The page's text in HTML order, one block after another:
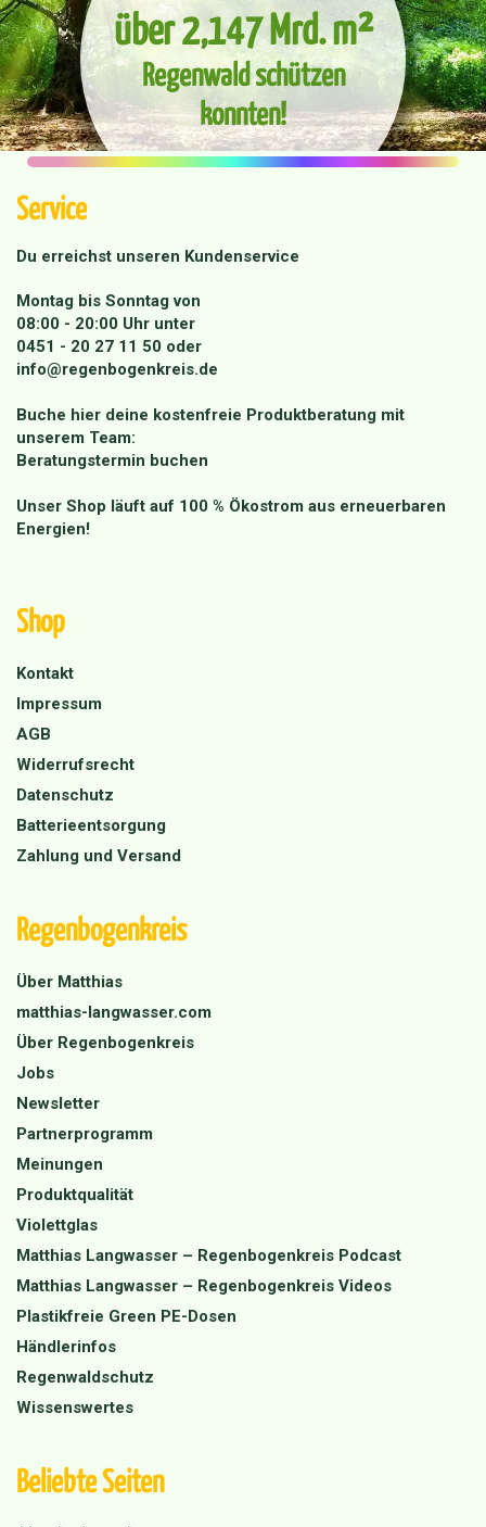
über 2,147 Mrd. m²
Regenwald schützen
konnten!
Service
Du erreichst unseren Kundenservice
Montag bis Sonntag von
08:00 - 20:00 Uhr unter
0451 - 20 27 11 50 oder
info@regenbogenkreis.de
Buche hier deine kostenfreie Produktberatung mit
unserem Team:
Beratungstermin buchen
Unser Shop läuft auf 100 % Ökostrom aus erneuerbaren
Energien!
Shop
Kontakt
Impressum
AGB
Widerrufsrecht
Datenschutz
Batterieentsorgung
Zahlung und Versand
Regenbogenkreis
Über Matthias
matthias-langwasser.com
Über Regenbogenkreis
Jobs
Newsletter
Partnerprogramm
Meinungen
Produktqualität
Violettglas
Matthias Langwasser – Regenbogenkreis Podcast
Matthias Langwasser – Regenbogenkreis Videos
Plastikfreie Green PE-Dosen
Händlerinfos
Regenwaldschutz
Wissenswertes
Beliebte Seiten